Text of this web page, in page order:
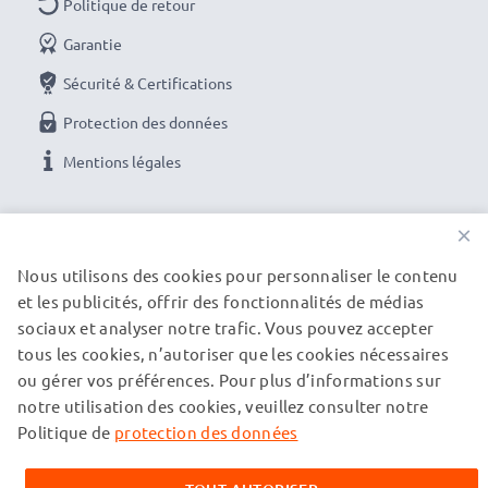
réglable pour un effet optimal de réfraction de la
lumière
CELLONIC Accessoires pour objectifs: Filtre photo
CPL
Couleur : filtre en verre véritable homogène et de
Double filetage : pour rajouter un autre filtre, bouchon
ou pare-soleil
★ 3 ans de Garantie ★
En tant que Professionnel International du Métier
depuis 2004, nous connaissons la valeur des produits
de grande Qualité, c'est pour cela, que nous nous
Politique de retour
Garantie
Sécurité & Certifications
Protection des données
Mentions légales
NOS PARTENAIRES DE LIVRAISON
© subtel.fr 2026
Tous les prix incluent la TVA et excluent les frais de port.
Veuillez noter que toutes les marques citées sont des
mentionnées sur nos pages web uniquement pour fournir des
×
Nous utilisons des cookies pour personnaliser le contenu
et les publicités, offrir des fonctionnalités de médias
sociaux et analyser notre trafic. Vous pouvez accepter
tous les cookies, n’autoriser que les cookies nécessaires
ou gérer vos préférences. Pour plus d’informations sur
notre utilisation des cookies, veuillez consulter notre
Politique de protection des données